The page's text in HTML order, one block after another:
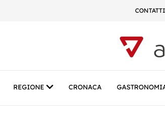
CONTATTI
REGIONE CRONACA